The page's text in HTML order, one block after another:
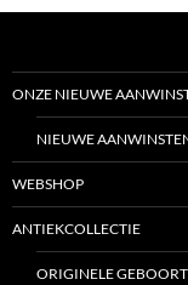
ONZE NIEUWE
NIEUWE
WEBSHOP
ANTIEKCOLLECTIE
ORIGINELE